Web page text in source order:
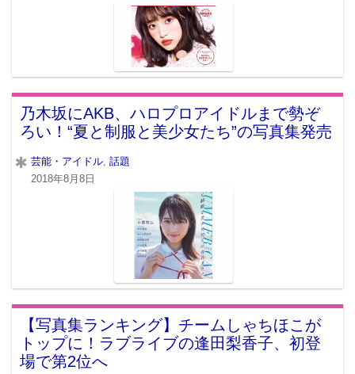
乃木坂にAKB、ハロプロアイドルまで勢ぞ
ろい！“夏と制服と美少女たち”の写真集発売
芸能・アイドル 話題
2018年8月8日
【写真集ランキング】チームしゃちほこが
トップに！ラブライブの逢田梨香子、初登
場で第2位へ